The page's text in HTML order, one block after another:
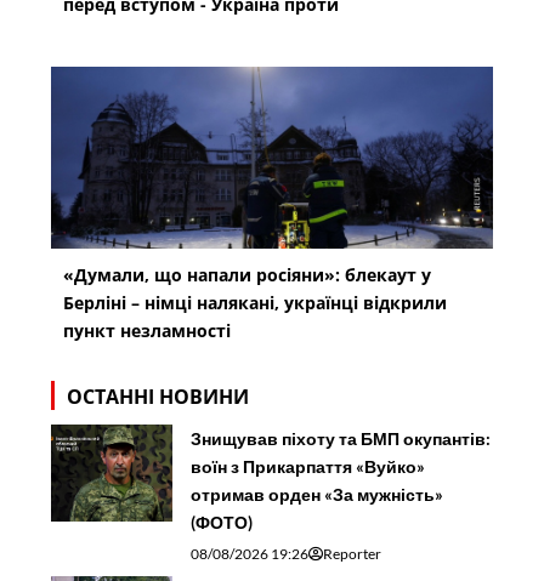
перед вступом - Україна проти
«Думали, що напали росіяни»: блекаут у
Берліні – німці налякані, українці відкрили
пункт незламності
ОСТАННІ НОВИНИ
Знищував піхоту та БМП окупантів:
воїн з Прикарпаття «Вуйко»
отримав орден «За мужність»
(ФОТО)
08/08/2026 19:26 Reporter